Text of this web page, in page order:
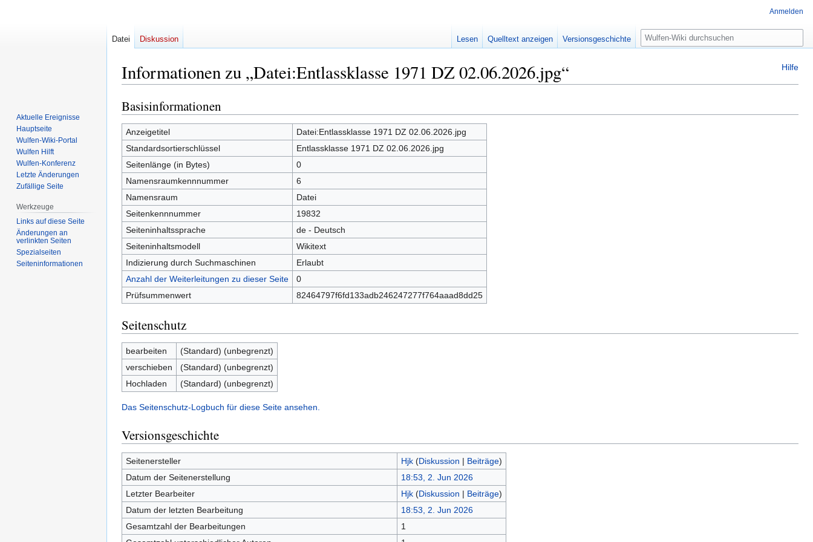
Hilfe
Informationen zu „Datei:Entlassklasse 1971 DZ 02.06.2026.jpg“
Zur
Navigation
springen
Zur
Suche
springen
Basisinformationen
Anzeigetitel
Datei:Entlassklasse 1971 DZ 02.06.2026.jpg
Standardsortierschlüssel
Entlassklasse 1971 DZ 02.06.2026.jpg
Seitenlänge (in Bytes)
0
Namensraumkennnummer
6
Namensraum
Datei
Seitenkennnummer
19832
Seiteninhaltssprache
de - Deutsch
Seiteninhaltsmodell
Wikitext
Indizierung durch Suchmaschinen
Erlaubt
Anzahl der Weiterleitungen zu dieser Seite
0
Prüfsummenwert
82464797f6fd133adb246247277f764aaad8dd25
Seitenschutz
bearbeiten
(Standard) (unbegrenzt)
verschieben
(Standard) (unbegrenzt)
Hochladen
(Standard) (unbegrenzt)
Das Seitenschutz-Logbuch für diese Seite ansehen.
Versionsgeschichte
Seitenersteller Hjk (Diskussion | Beiträge)
Datum der Seitenerstellung
18:53, 2. Jun 2026
Letzter Bearbeiter
Hjk (Diskussion | Beiträge)
Datum der letzten Bearbeitung
18:53, 2. Jun 2026
Gesamtzahl der Bearbeitungen
1
Anmelden
Datei Diskussion Lesen Quelltext anzeigen Versionsgeschichte
Suche
Aktuelle Ereignisse
Hauptseite
Wulfen-Wiki-Portal
Wulfen Hilft
Wulfen-Konferenz
Letzte Änderungen
Zufällige Seite
Werkzeuge
Links auf diese Seite
Änderungen an
verlinkten Seiten
Spezialseiten
Seiten­­informationen